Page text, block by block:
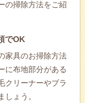
の掃除方法をご紹
でOK
家具のお掃除方法
に布地部分がある
クリーナーやブラ
しょう。